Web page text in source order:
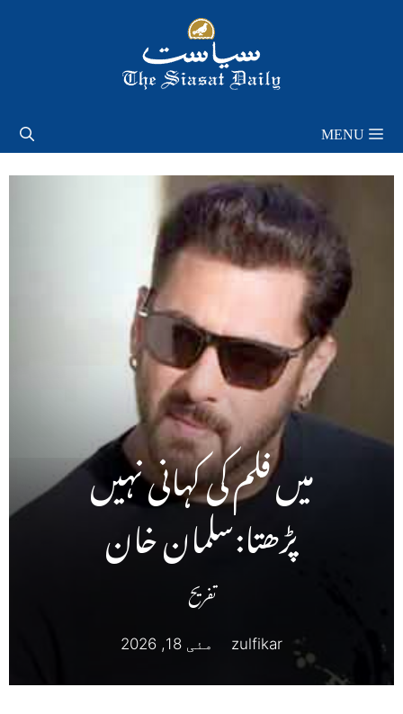
MENU
میں فلم کی کہانی نہیں
پڑھتا:سلمان خان
تفریح
zulfikar مئی 18, 2026